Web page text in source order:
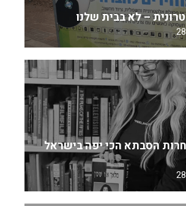
– לא בבית שלנו
הסבתא הכי יפה בישראל